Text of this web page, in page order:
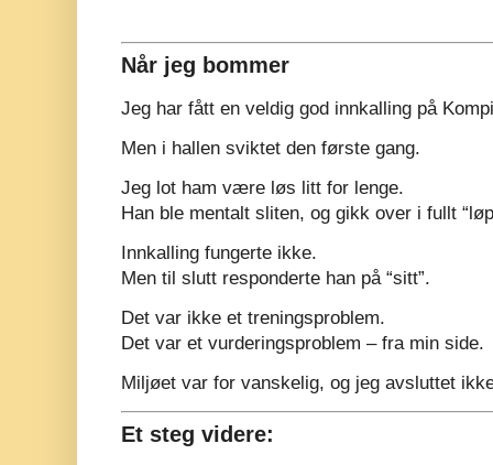
Når jeg bommer
Jeg har fått en veldig god innkalling på
Men i hallen sviktet den første gang.
Jeg lot ham være løs litt for lenge.
Han ble mentalt sliten, og gikk over i fullt
Innkalling fungerte ikke.
Men til slutt responderte han på “sitt”.
Det var ikke et treningsproblem.
Det var et vurderingsproblem – fra min side.
Miljøet var for vanskelig, og jeg avsluttet
Et steg videre: